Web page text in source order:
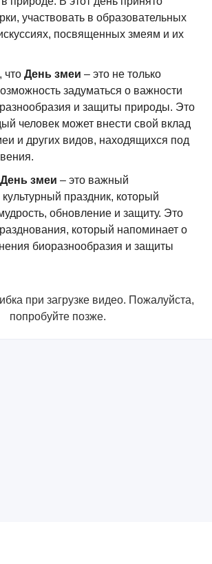
участвовать в образовательных
посвященных змеям и их
что День змеи – это не только
задуматься о важности
и защиты природы. Это
человек может внести свой вклад
и других видов, находящихся под
День змеи – это важный
культурный праздник, который
обновление и защиту. Это
который напоминает о
биоразнообразия и защиты
при загрузке видео. Пожалуйста,
попробуйте позже.